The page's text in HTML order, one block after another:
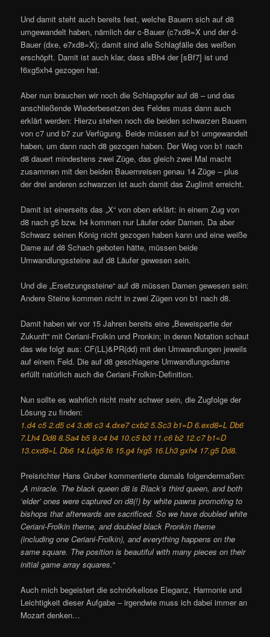
Und damit steht auch bereits fest, welche Bauern sich auf d8
umgewandelt haben, nämlich der c-Bauer (c7xd8=X und der d-
Bauer (dxe, e7xd8=X); damit sind alle Schlagfälle des weißen
erschöpft. Damit ist auch klar, dass sBh4 der [sBf7] ist und
f6xg5xh4 gezogen hat.
Aber nun brauchen wir noch die Schlagopfer auf d8 – und das
anschließende Wiederbesetzen des Feldes muss dann auch
erklärt werden: Hierzu stehen noch die beiden schwarzen Bauern
von c7 und b7 zur Verfügung. Beide müssen auf b1 umgewandelt
haben, um dann nach d8 gezogen haben. Der Weg von b1 nach
d8 dauert mindestens zwei Züge, das gleich zwei Mal macht
zusammen mit den beiden Bauernreisen genau 14 Züge – plus
der drei anderen schwarzen ist auch damit das Zuglimit erreicht.
Damit ist einerseits das „X“ von oben erklärt: in einem Zug von
d8 nach g5 bzw. h4 kommen nur Läufer oder Damen. Da aber
Schwarz seinen König nicht gezogen haben kann und eine weiße
Dame auf d8 Schach geboten hätte, müssen beide
Umwandlungssteine auf d8 Läufer gewesen sein.
Und die „Ersetzungssteine“ auf d8 müssen Damen gewesen sein:
Andere Steine kommen nicht in zwei Zügen von b1 nach d8.
Damit haben wir vor 15 Jahren bereits eine „Beweispartie der
Zukunft“ mit Ceriani-Frolkin und Pronkin; in deren Notation schaut
das wie folgt aus: CF(LL)&PR(dd) mit den Umwandlungen jeweils
auf einem Feld. Die auf d8 geschlagene Umwandlungsdame
erfüllt natürlich auch die Ceriani-Frolkin-Definition.
Nun sollte es wahrlich nicht mehr schwer sein, die Zugfolge der
Lösung zu finden:
1.d4 c5 2.d5 c4 3.d6 c3 4.dxe7 cxb2 5.Sc3 b1=D 6.exd8=L Db6
7.Lh4 Dd8 8.Sa4 b5 9.c4 b4 10.c5 b3 11.c6 b2 12.c7 b1=D
13.cxd8=L Db6 14.Ldg5 f6 15.g4 fxg5 16.Lh3 gxh4 17.g5 Dd8.
Preisrichter Hans Gruber kommentierte damals folgendermaßen:
„A miracle. The black queen d8 is Black’s third queen, and both
‘elder’ ones were captured on d8(!) by white pawns promoting to
bishops that afterwards are sacrificed. So we have doubled white
Ceriani-Frolkin theme, and doubled black Pronkin theme
(including one Ceriani-Frolkin), and everything happens on the
same square. The position is beautiful with many pieces on their
initial game array squares.“
Auch mich begeistert die schnörkellose Eleganz, Harmonie und
Leichtigkeit dieser Aufgabe – irgendwie muss ich dabei immer an
Mozart denken…